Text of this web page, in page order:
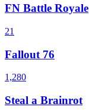
FN Battle Royale
21
Fallout 76
1,280
Steal a Brainrot